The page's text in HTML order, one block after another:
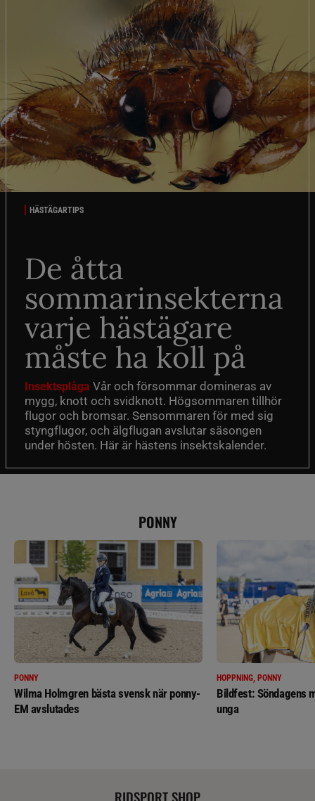
HÄSTÄGARTIPS
De åtta
sommarinsekterna
varje hästägare
måste ha koll på
Insektsplåga Vår och försommar domineras av
mygg, knott och svidknott. Högsommaren tillhör
flugor och bromsar. Sensommaren för med sig
styngflugor, och älgflugan avslutar säsongen
under hösten. Här är hästens insektskalender.
PONNY
PONNY
Wilma Holmgren bästa svensk när ponny-
EM avslutades
HOPPNING, PONNY
Bildfest: Söndagens
unga
RIDSPORT SHOP